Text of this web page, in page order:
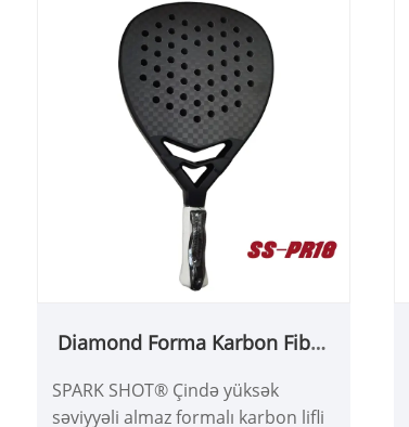
yaxşı güc axtaran yüksək səviyyəli
oyunçular üçün tövsiyə olunur.
Diamond Forma Karbon Fiber
SPARK SHOT® Çində yüksək
səviyyəli almaz formalı karbon lifli